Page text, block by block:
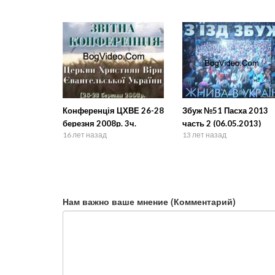
Конференція ЦХВЕ 26-28
березня 2008р. 3ч.
16 лет назад
Збуж №51 Пасха 2013
часть 2 (06.05.2013)
13 лет назад
Нам важно ваше мнение (Комментарий)